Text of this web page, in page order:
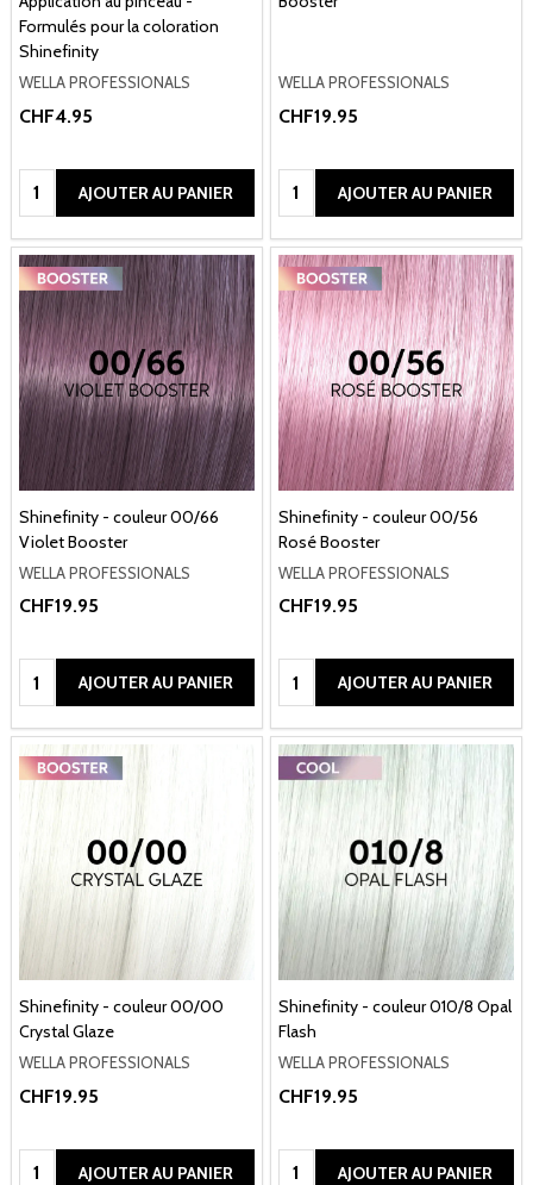
Formulés pour la coloration
Shinefinity
WELLA PROFESSIONALS
CHF4.95
Quantité:AJOUTER AU PANIER
WELLA PROFESSIONALS
CHF19.95
Quantité:AJOUTER AU PANIER
Shinefinity - couleur 00/66
Violet Booster
WELLA PROFESSIONALS
CHF19.95
Quantité:AJOUTER AU PANIER
Shinefinity - couleur 00/56
Rosé Booster
WELLA PROFESSIONALS
CHF19.95
Quantité:AJOUTER AU PANIER
Shinefinity - couleur 00/00
Crystal Glaze
WELLA PROFESSIONALS
CHF19.95
Quantité:AJOUTER AU PANIER
Shinefinity - couleur 010/8 Opal
Flash
WELLA PROFESSIONALS
CHF19.95
Quantité:AJOUTER AU PANIER